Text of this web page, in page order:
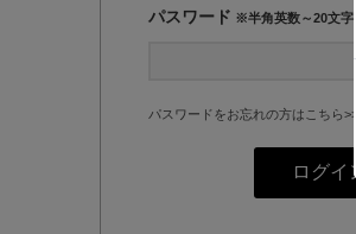
パスワード ※半角英数～20文字
パスワードをお忘れの方はこちら>>